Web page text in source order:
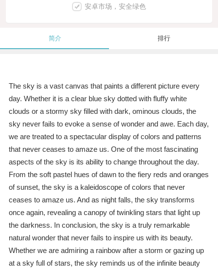
安卓市场，安全绿色
简介 排行
The sky is a vast canvas that paints a different picture every
day. Whether it is a clear blue sky dotted with fluffy white
clouds or a stormy sky filled with dark, ominous clouds, the
sky never fails to evoke a sense of wonder and awe. Each day,
we are treated to a spectacular display of colors and patterns
that never ceases to amaze us. One of the most fascinating
aspects of the sky is its ability to change throughout the day.
From the soft pastel hues of dawn to the fiery reds and oranges
of sunset, the sky is a kaleidoscope of colors that never
ceases to amaze us. And as night falls, the sky transforms
once again, revealing a canopy of twinkling stars that light up
the darkness. In conclusion, the sky is a truly remarkable
natural wonder that never fails to inspire us with its beauty.
Whether we are admiring a rainbow after a storm or gazing up
at a sky full of stars, the sky reminds us of the infinite beauty